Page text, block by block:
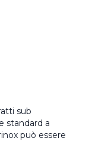
sub
standard a
può essere